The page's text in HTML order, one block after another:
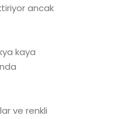
ancak
kaya
ve renkli